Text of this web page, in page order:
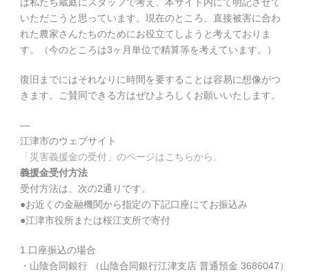
いただこうと思っています。現在のところ、直接被害に合わ
れた農家さんたちのためにお役立てしようと考えておりま
す。（今のところは3ヶ月単位で精算等を考えています。）
復旧までにはそれなりに時間を要することは容易に想像がつ
きます。ご賛同できる方はぜひよろしくお願いいたします。
—
江津市のウェブサイト
「災害義援金の受付」のページはこちらから。
義援金受付方法
受付方法は、次の2通りです。
●お近くの金融機関から指定の下記口座にてお振込み
●江津市役所または桜江支所で寄付
1.口座振込の場合
・山陰合同銀行 （山陰合同銀行江津支店 普通預金 3686047）